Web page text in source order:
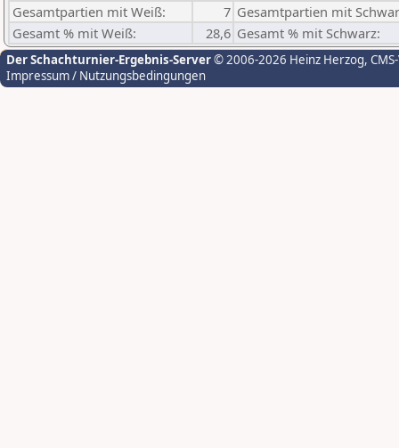
Gesamtpartien mit Weiß:
7 Gesamtpartien mit
Gesamt % mit Weiß:
28,6 Gesamt % mit Schwarz:
Der Schachturnier-Ergebnis-Server© 2006-2026 Heinz Herzog,
Impressum / Nutzungsbedingungen